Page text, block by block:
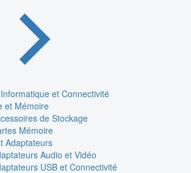
et Connectivité
et Mémoire
de Stockage
Mémoire
Adaptateurs
Audio et Vidéo
USB et Connectivité